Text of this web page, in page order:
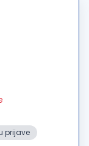
prijave